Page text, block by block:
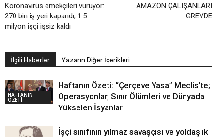
Koronavirüs emekçileri vuruyor:
270 bin iş yeri kapandı, 1.5
milyon işçi işsiz kaldı
AMAZON ÇALIŞANLARI
GREVDE
İlgili Haberler Yazarın Diğer İçerikleri
HAFTANIN
ÖZETİ
Haftanın Özeti: “Çerçeve Yasa” Meclis’te;
Operasyonlar, Sınır Ölümleri ve Dünyada
Yükselen İsyanlar
İşçi sınıfının yılmaz savaşçısı ve yoldaşlık